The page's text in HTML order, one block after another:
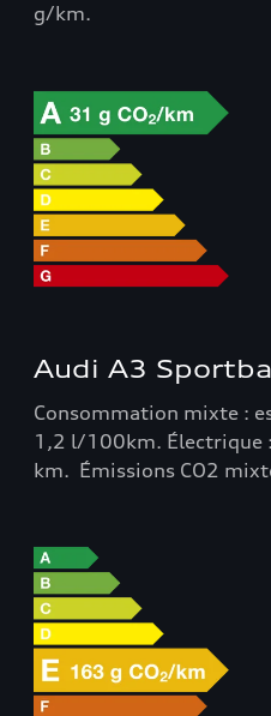
g/km.
Audi A3
Consommation mixte :
1,2 l/100km.
km. Émissions CO2